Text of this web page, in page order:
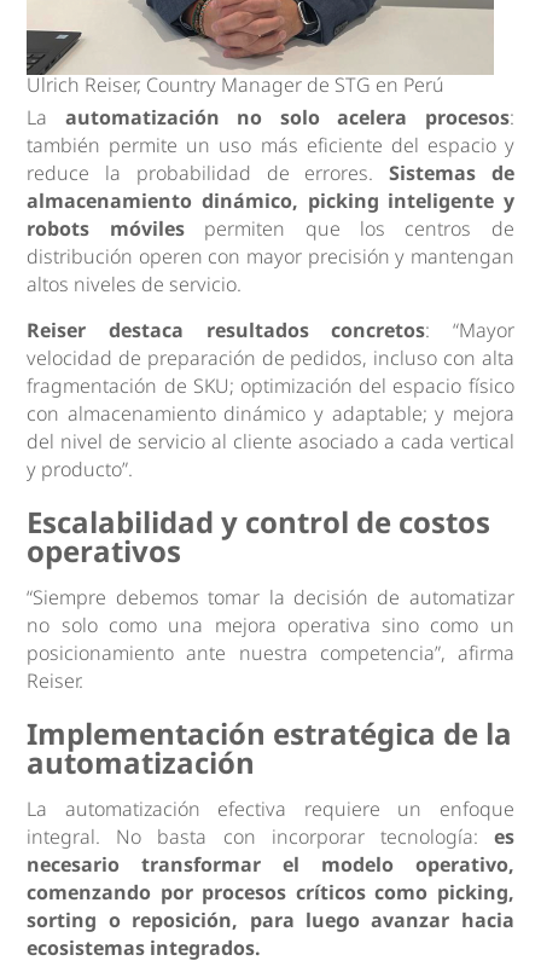
Ulrich Reiser, Country Manager de STG en Perú
La automatización no solo acelera procesos:
también permite un uso más eficiente del espacio y
reduce la probabilidad de errores. Sistemas de
almacenamiento dinámico, picking inteligente y
robots móvilespermiten que los centros de
distribución operen con mayor precisión y mantengan
altos niveles de servicio.
Reiser destaca resultados concretos: “Mayor
velocidad de preparación de pedidos, incluso con alta
fragmentación de SKU; optimización del espacio físico
con almacenamiento dinámico y adaptable; y mejora
del nivel de servicio al cliente asociado a cada vertical
y producto”.
Escalabilidad y control de costos
operativos
“Siempre debemos tomar la decisión de automatizar
no solo como una mejora operativa sino como un
posicionamiento ante nuestra competencia”, afirma
Reiser.
Implementación estratégica de la
automatización
La automatización efectiva requiere un enfoque
integral. No basta con incorporar tecnología: es
necesario transformar el modelo operativo,
comenzando por procesos críticos como picking,
sorting o reposición, para luego avanzar hacia
ecosistemas integrados.